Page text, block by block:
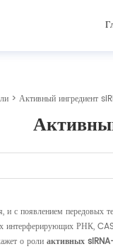
> Активный ингредиент
и с появлением
интерферирующих РНК,
о ролиактивных